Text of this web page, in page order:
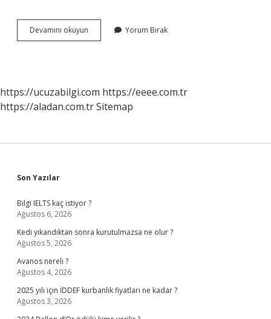
Devamını okuyun
İŞçil
Yorum Bırak
https://ucuzabilgi.com https://eeee.com.tr
https://aladan.com.trSitemap
Sidebar
Son Yazılar
Bilgi IELTS kaç istiyor ?
Ağustos 6, 2026
Kedi yıkandıktan sonra kurutulmazsa ne olur ?
Ağustos 5, 2026
Avanos nereli ?
Ağustos 4, 2026
2025 yılı için İDDEF kurbanlık fiyatları ne kadar ?
Ağustos 3, 2026